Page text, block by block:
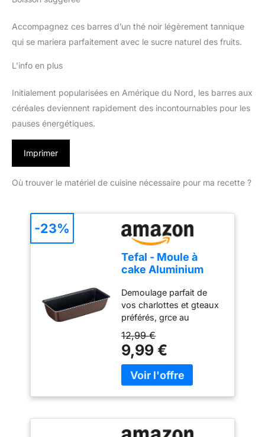
Accompagnez ces barres d’un thé noir légèrement tannique
qui se mariera parfaitement avec le sucre naturel des fruits.
L’info en plus
Initialement popularisées en Amérique du Nord, les barres aux
céréales deviennent rapidement des incontournables pour les
pauses énergétiques.
Imprimer
Où trouver le matériel de cuisine nécessaire pour ma recette ?
Tefal - Moule à
cake Aluminium
Antiadhésif
Chocolat - 28 cm
Demoulage parfait de
vos charlottes et gteaux
préférés, grce au
revêtement antiadhésif
exclusif de ce moule
Haute resistance et
durabilite : Ce moule à
gteau est fabriqué en
résistant que l'aluminium
classique Des resultats
12,99 €
9,99 €
-23%